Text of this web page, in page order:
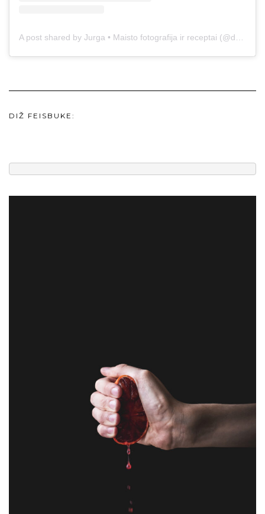
DIŽ FEISBUKE: